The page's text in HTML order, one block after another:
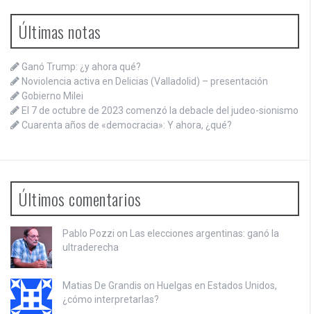
Últimas notas
Ganó Trump: ¿y ahora qué?
Noviolencia activa en Delicias (Valladolid) – presentación
Gobierno Milei
El 7 de octubre de 2023 comenzó la debacle del judeo-sionismo
Cuarenta años de «democracia»: Y ahora, ¿qué?
Últimos comentarios
Pablo Pozzi on Las elecciones argentinas: ganó la
ultraderecha
Matias De Grandis on Huelgas en Estados Unidos,
¿cómo interpretarlas?